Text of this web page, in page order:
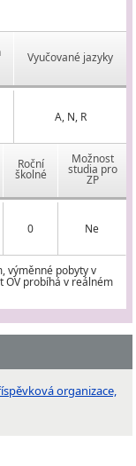
Vyučované jazyky
A, N, R
Roční
školné
Možnost
studia pro
ZP
0 Ne
výměnné pobyty v
OV probíhá v reálném
organizace,